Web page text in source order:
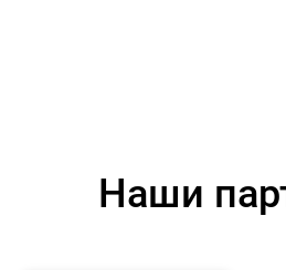
Наши